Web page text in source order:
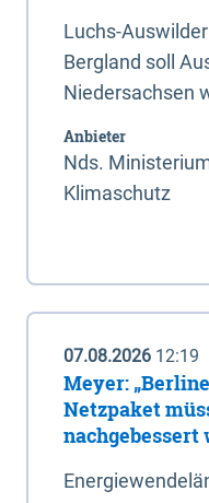
Luchs-
Bergland soll
Niedersachsen
Anbieter
Nds.
Klimaschutz
07.08.2026 12:19
Meyer:
Netzpaket
nachgebessert